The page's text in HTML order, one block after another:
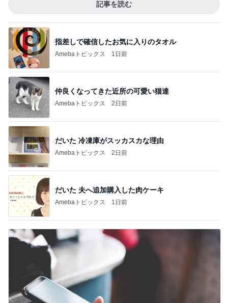
記事を読む
指差しで確信したお気に入りのタオル
Amebaトピックス 1日前
仲良くなってきた近所の可愛い猫達
Amebaトピックス 2日前
だいた 冷凍庫がスッカスカな理由
Amebaトピックス 2日前
だいた 夫へ追加購入した肉ケーキ
Amebaトピックス 1日前